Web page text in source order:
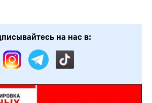
на нас в: